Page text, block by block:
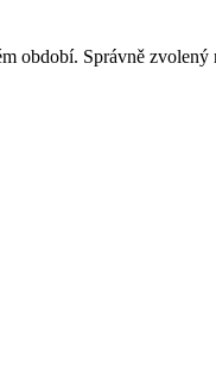
období. Správně zvolený